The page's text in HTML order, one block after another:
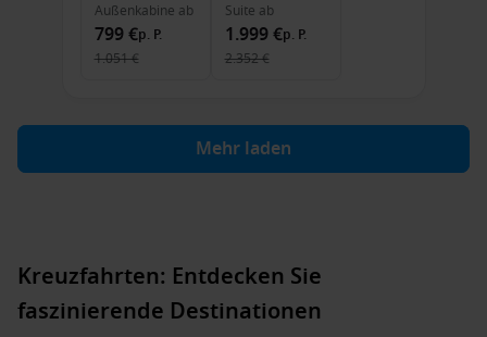
Außenkabine ab
799 €p. P.
1.051 €
Suite ab
1.999 €p. P.
2.352 €
Mehr laden
Kreuzfahrten: Entdecken Sie
faszinierende Destinationen